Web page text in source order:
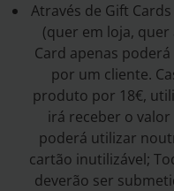
Através de Gift
(quer em loja, quer
Card apenas
por um cliente.
produto por 18€,
irá receber o
poderá utilizar
cartão inutilizável;
deverão ser